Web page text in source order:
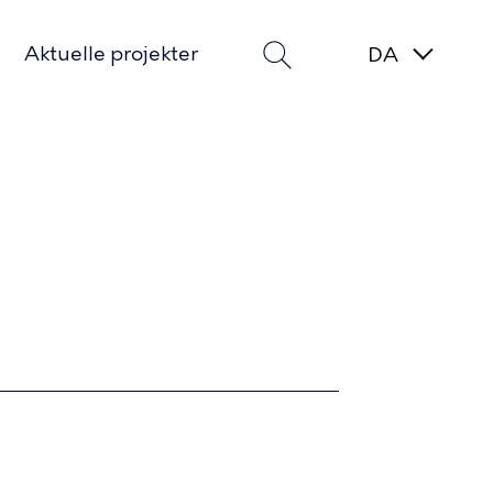
Aktuelle projekter